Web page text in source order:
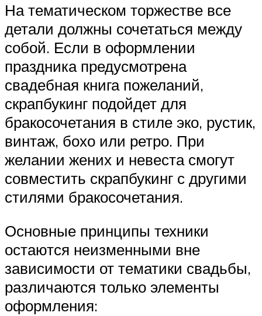
На тематическом торжестве все
детали должны сочетаться между
собой. Если в оформлении
праздника предусмотрена
свадебная книга пожеланий,
скрапбукинг подойдет для
бракосочетания в стиле эко, рустик,
винтаж, бохо или ретро. При
желании жених и невеста смогут
совместить скрапбукинг с другими
стилями бракосочетания.
Основные принципы техники
остаются неизменными вне
зависимости от тематики свадьбы,
различаются только элементы
оформления: